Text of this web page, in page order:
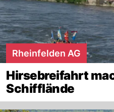
Rheinfelden AG
Hirsebreifahrt
Schifflände